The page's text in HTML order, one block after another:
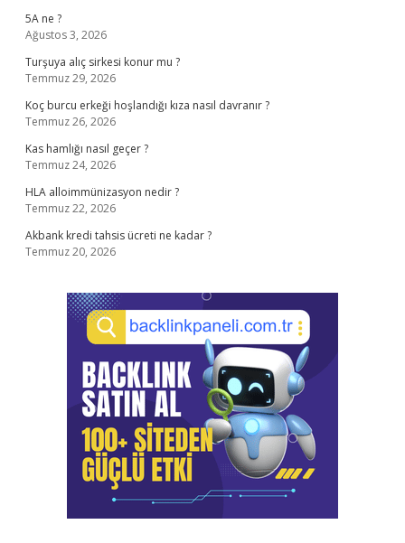
5A ne ?
Ağustos 3, 2026
Turşuya alıç sirkesi konur mu ?
Temmuz 29, 2026
Koç burcu erkeği hoşlandığı kıza nasıl davranır ?
Temmuz 26, 2026
Kas hamlığı nasıl geçer ?
Temmuz 24, 2026
HLA alloimmünizasyon nedir ?
Temmuz 22, 2026
Akbank kredi tahsis ücreti ne kadar ?
Temmuz 20, 2026